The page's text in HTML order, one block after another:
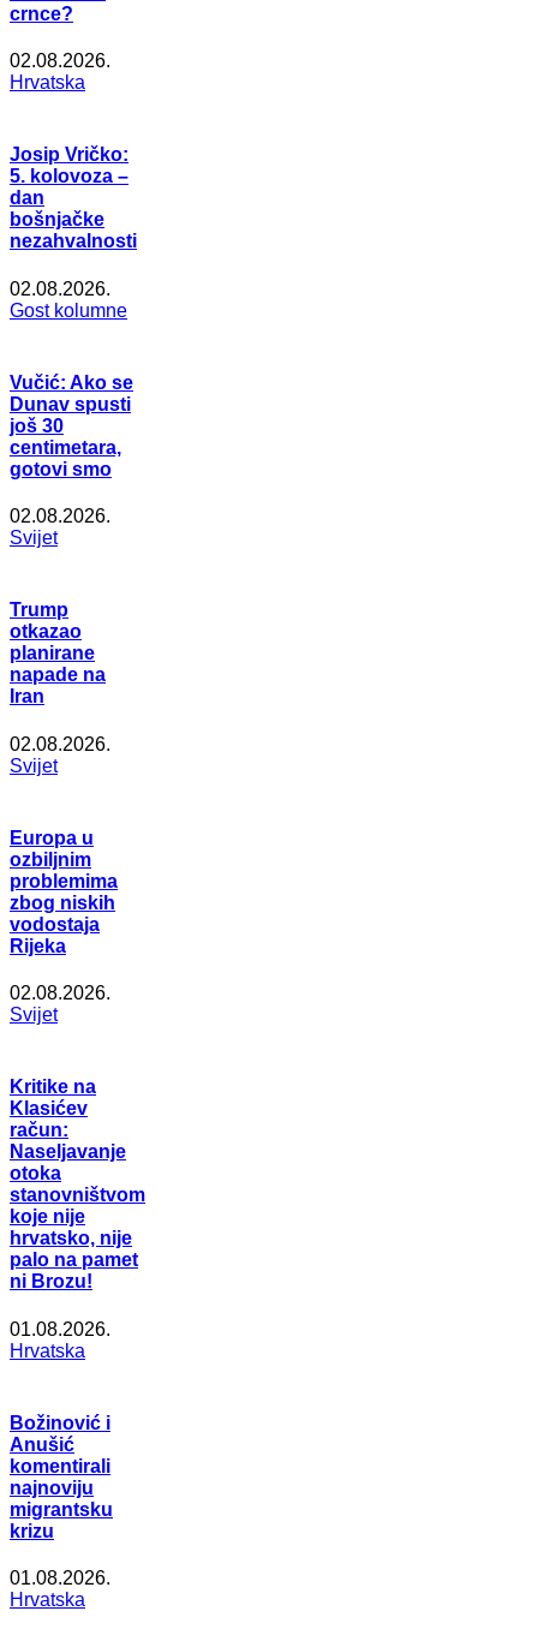
crnce?
02.08.2026.
Hrvatska
Josip Vričko:
5. kolovoza –
dan
bošnjačke
nezahvalnosti
02.08.2026.
Gost kolumne
Vučić: Ako se
Dunav spusti
još 30
centimetara,
gotovi smo
02.08.2026.
Svijet
Trump
otkazao
planirane
napade na
Iran
02.08.2026.
Svijet
Europa u
ozbiljnim
problemima
zbog niskih
vodostaja
Rijeka
02.08.2026.
Svijet
Kritike na
Klasićev
račun:
Naseljavanje
otoka
stanovništvom
koje nije
hrvatsko, nije
palo na pamet
ni Brozu!
01.08.2026.
Hrvatska
Božinović i
Anušić
komentirali
najnoviju
migrantsku
krizu
01.08.2026.
Hrvatska